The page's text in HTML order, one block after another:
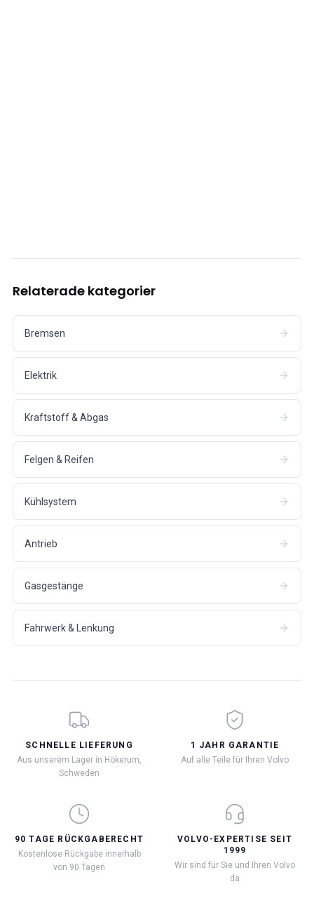
Relaterade kategorier
Bremsen
Elektrik
Kraftstoff & Abgas
Felgen & Reifen
Kühlsystem
Antrieb
Gasgestänge
Fahrwerk & Lenkung
SCHNELLE LIEFERUNG
Aus unserem Lager in Hökerum,
Schweden
1 JAHR GARANTIE
Auf alle Teile für Ihren Volvo
90 TAGE RÜCKGABERECHT
Kostenlose Rückgabe innerhalb
von 90 Tagen
VOLVO-EXPERTISE SEIT
1999
Wir sind für Sie und Ihren Volvo
da